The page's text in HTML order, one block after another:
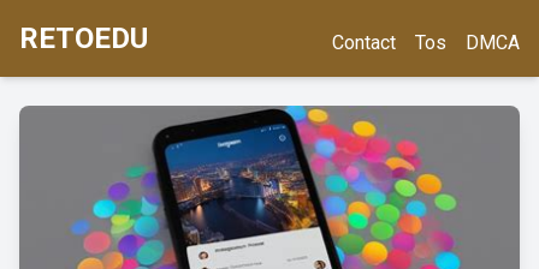
RETOEDU Contact Tos DMCA